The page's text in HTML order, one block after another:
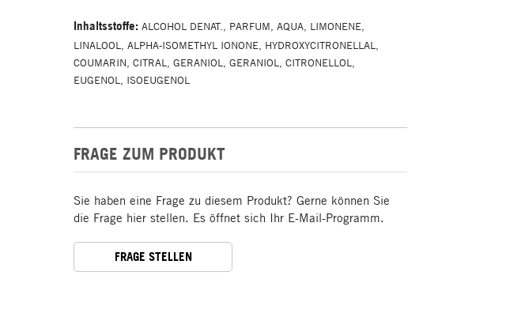
Inhaltsstoffe:ALCOHOL DENAT., PARFUM, AQUA, LIMONENE,
LINALOOL, ALPHA-ISOMETHYL IONONE, HYDROXYCITRONELLAL,
COUMARIN, CITRAL, GERANIOL, GERANIOL, CITRONELLOL,
EUGENOL, ISOEUGENOL
FRAGE ZUM PRODUKT
Sie haben eine Frage zu diesem Produkt? Gerne können Sie
die Frage hier stellen. Es öffnet sich Ihr E-Mail-Programm.
FRAGE STELLEN